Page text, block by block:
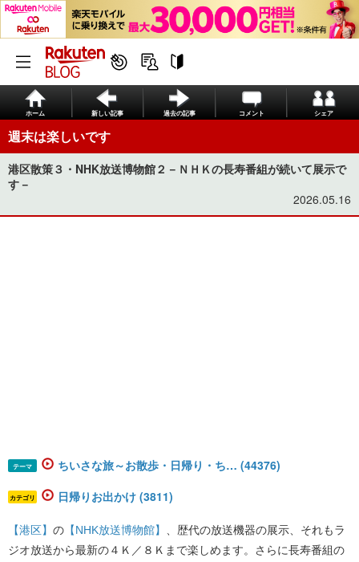
ホーム 新しい記事 過去の記事 コメント シェア
週末は楽しいです
港区散策３・NHK放送博物館２－ＮＨＫの長寿番組が続いて展示で
す－
2026.05.16
テーマ ちいさな旅～お散歩・日帰り・ち… (44376)
カテゴリ 日帰りお出かけ (3811)
【港区】 ​の​ 【NHK放送博物館】
​、歴代の放送機器の展示、それもラ
ジオ放送から最新の４Ｋ／８Ｋまで楽しめます。さらに長寿番組の